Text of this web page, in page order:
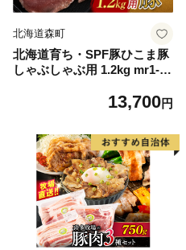
北海道森町
北海道育ち・SPF豚ひこま豚
しゃぶしゃぶ用 1.2kg mr1-11
13,700円